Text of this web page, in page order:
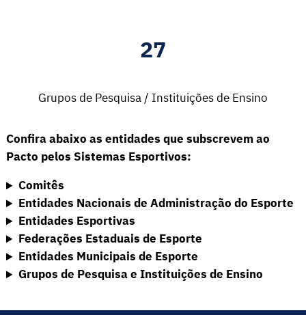
27
Grupos de Pesquisa / Instituições de Ensino
Confira abaixo as entidades que subscrevem ao
Pacto pelos Sistemas Esportivos:
Comitês
Entidades Nacionais de Administração do Esporte
Entidades Esportivas
Federações Estaduais de Esporte
Entidades Municipais de Esporte
Grupos de Pesquisa e Instituições de Ensino